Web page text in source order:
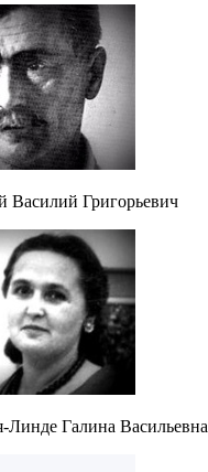
Василий Григорьевич
Линде Галина Васильевна